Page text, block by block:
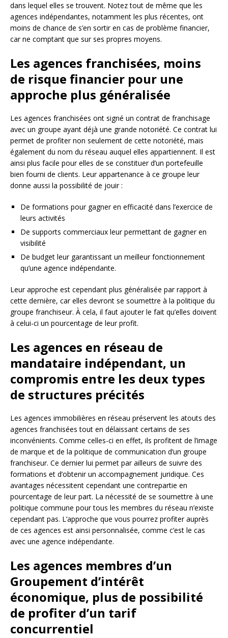
dans lequel elles se trouvent. Notez tout de même que les
agences indépendantes, notamment les plus récentes, ont
moins de chance de s’en sortir en cas de problème financier,
car ne comptant que sur ses propres moyens.
Les agences franchisées, moins
de risque financier pour une
approche plus généralisée
Les agences franchisées ont signé un contrat de franchisage
avec un groupe ayant déjà une grande notoriété. Ce contrat lui
permet de profiter non seulement de cette notoriété, mais
également du nom du réseau auquel elles appartiennent. Il est
ainsi plus facile pour elles de se constituer d’un portefeuille
bien fourni de clients. Leur appartenance à ce groupe leur
donne aussi la possibilité de jouir :
De formations pour gagner en efficacité dans l’exercice de
leurs activités
De supports commerciaux leur permettant de gagner en
visibilité
De budget leur garantissant un meilleur fonctionnement
qu’une agence indépendante.
Leur approche est cependant plus généralisée par rapport à
cette dernière, car elles devront se soumettre à la politique du
groupe franchiseur. À cela, il faut ajouter le fait qu’elles doivent
à celui-ci un pourcentage de leur profit.
Les agences en réseau de
mandataire indépendant, un
compromis entre les deux types
de structures précités
Les agences immobilières en réseau préservent les atouts des
agences franchisées tout en délaissant certains de ses
inconvénients. Comme celles-ci en effet, ils profitent de l’image
de marque et de la politique de communication d’un groupe
franchiseur. Ce dernier lui permet par ailleurs de suivre des
formations et d’obtenir un accompagnement juridique. Ces
avantages nécessitent cependant une contrepartie en
pourcentage de leur part. La nécessité de se soumettre à une
politique commune pour tous les membres du réseau n’existe
cependant pas. L’approche que vous pourrez profiter auprès
de ces agences est ainsi personnalisée, comme c’est le cas
avec une agence indépendante.
Les agences membres d’un
Groupement d’intérêt
économique, plus de possibilité
de profiter d’un tarif
concurrentiel